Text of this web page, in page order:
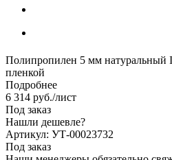
Полипропилен 5 мм натуральный
пленкой
Подробнее
6 314 руб./лист
Под заказ
Нашли дешевле?
Артикул: УТ-00023732
Под заказ